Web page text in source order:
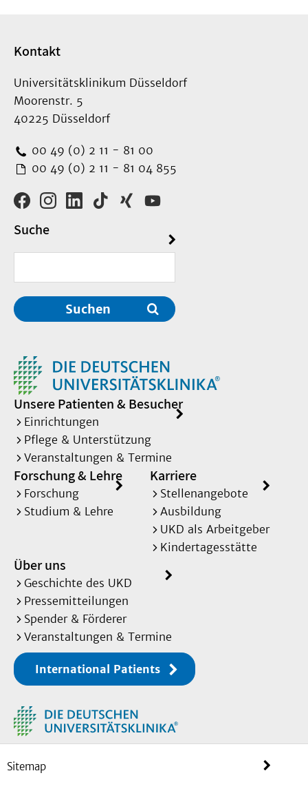
Kontakt
Universitätsklinikum Düsseldorf
Moorenstr. 5
40225 Düsseldorf
00 49 (0) 2 11 - 81 00
00 49 (0) 2 11 - 81 04 855
Suche
Suchen
Unsere Patienten & Besucher
Einrichtungen
Pflege & Unterstützung
Veranstaltungen & Termine
Forschung & Lehre
Forschung
Studium & Lehre
Karriere
Stellenangebote
Ausbildung
UKD als Arbeitgeber
Kindertagesstätte
Über uns
Geschichte des UKD
Pressemitteilungen
Spender & Förderer
Veranstaltungen & Termine
International Patients
Sitemap